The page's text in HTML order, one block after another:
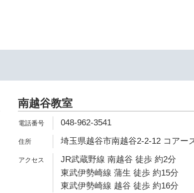
南越谷教室
048-962-3541
埼玉県越谷市南越谷2-2-12 コアー
JR武蔵野線 南越谷 徒歩 約2分
東武伊勢崎線 蒲生 徒歩 約15分
東武伊勢崎線 越谷 徒歩 約16分